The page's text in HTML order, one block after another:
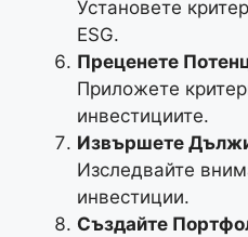
Установете
ESG.
Преценете
Приложете
инвестициите.
Извършете
Изследвайте
инвестиции.
Създайте